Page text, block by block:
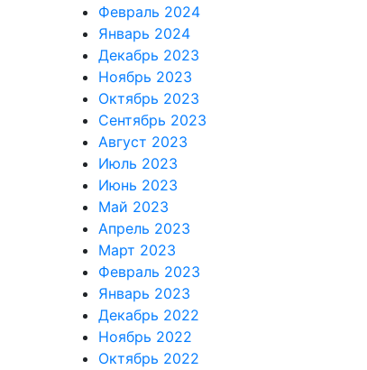
Февраль 2024
Январь 2024
Декабрь 2023
Ноябрь 2023
Октябрь 2023
Сентябрь 2023
Август 2023
Июль 2023
Июнь 2023
Май 2023
Апрель 2023
Март 2023
Февраль 2023
Январь 2023
Декабрь 2022
Ноябрь 2022
Октябрь 2022